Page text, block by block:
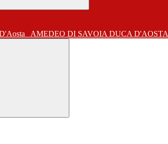
AMEDEO DI SAVOIA DUCA D'AOSTA